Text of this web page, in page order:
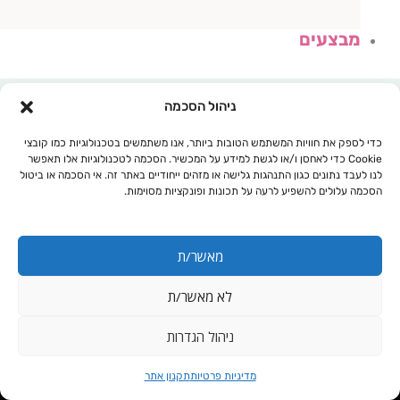
ניהול הסכמה
כדי לספק את חוויות המשתמש הטובות ביותר, אנו משתמשים בטכנולוגיות כמו קובצי
Cookie כדי לאחסן ו/או לגשת למידע על המכשיר. הסכמה לטכנולוגיות אלו תאפשר
לנו לעבד נתונים כגון התנהגות גלישה או מזהים ייחודיים באתר זה. אי הסכמה או ביטול
הסכמה עלולים להשפיע לרעה על תכונות ופונקציות מסוימות.
מאשר/ת
לא מאשר/ת
ניהול הגדרות
מדיניות פרטיותתקנון אתר
מבצעים
עגלת קניות